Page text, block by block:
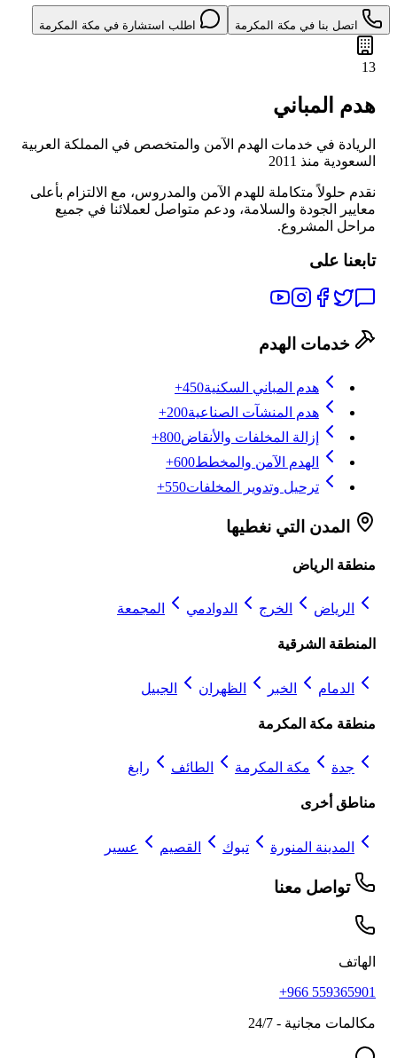
اتصل بنا في مكة المكرمة اطلب استشارة في مكة المكرمة
13
هدم المباني
الريادة في خدمات الهدم الآمن والمتخصص في المملكة العربية
السعودية منذ 2011
نقدم حلولاً متكاملة للهدم الآمن والمدروس، مع الالتزام بأعلى
معايير الجودة والسلامة، ودعم متواصل لعملائنا في جميع
مراحل المشروع.
تابعنا على
خدمات الهدم
هدم المباني السكنية450+
هدم المنشآت الصناعية200+
إزالة المخلفات والأنقاض800+
الهدم الآمن والمخطط600+
ترحيل وتدوير المخلفات550+
المدن التي نغطيها
منطقة الرياض
الرياض الخرج الدوادمي المجمعة
المنطقة الشرقية
الدمام الخبر الظهران الجبيل
منطقة مكة المكرمة
جدة مكة المكرمة الطائف رابغ
مناطق أخرى
المدينة المنورة تبوك القصيم عسير
تواصل معنا
الهاتف
+966 559365901
مكالمات مجانية - 24/7